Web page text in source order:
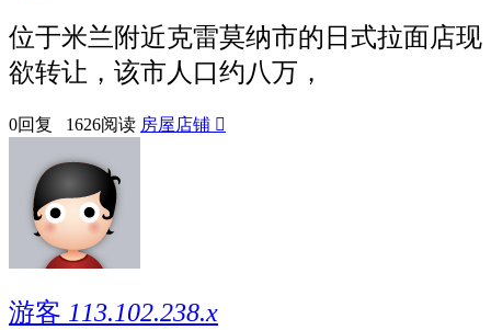
位于米兰附近克雷莫纳市的日式拉面店现
欲转让，该市人口约八万，
0回复 1626阅读 房屋店铺 
游客 113.102.238.x